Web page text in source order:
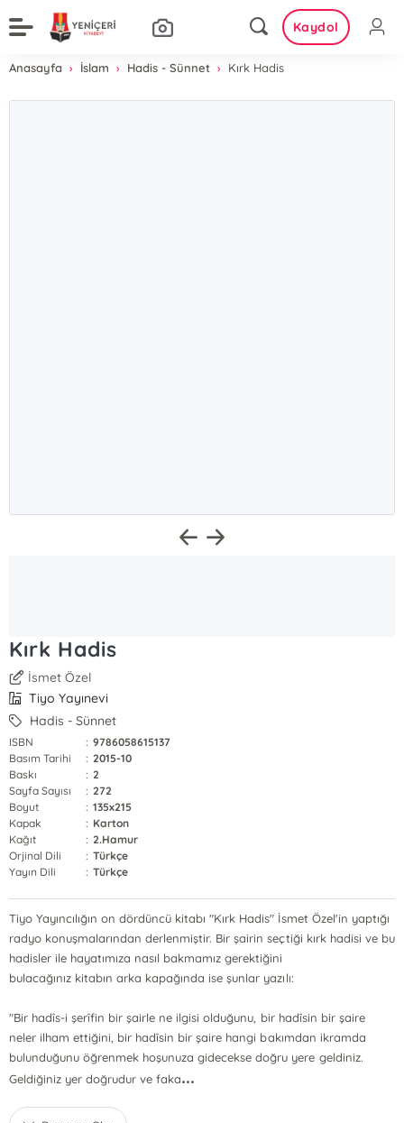
Kaydol
Anasayfa İslam Hadis - Sünnet Kırk Hadis
Kırk Hadis
İsmet Özel
Tiyo Yayınevi
Hadis - Sünnet
ISBN : 9786058615137
Basım Tarihi
: 2015-10
Baskı
: 2
Sayfa Sayısı
: 272
Boyut
: 135x215
Kapak
: Karton
Kağıt
: 2.Hamur
Orjinal Dili
: Türkçe
Yayın Dili
: Türkçe
Tiyo Yayıncılığın on dördüncü kitabı "Kırk Hadis" İsmet Özel'in yaptığı
radyo konuşmalarından derlenmiştir. Bir şairin seçtiği kırk hadisi ve bu
hadisler ile hayatımıza nasıl bakmamız gerektiğini
bulacağınız kitabın arka kapağında ise şunlar yazılı:
"Bir hadîs-i şerîfin bir şairle ne ilgisi olduğunu, bir hadîsin bir şaire
neler ilham ettiğini, bir hadîsin bir şaire hangi bakımdan ikramda
bulunduğunu öğrenmek hoşunuza gidecekse doğru yere geldiniz.
Geldiğiniz yer doğrudur ve faka...